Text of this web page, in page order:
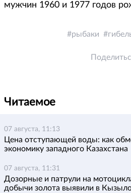
мужчин 1960 и 1977 годов
рыбаки
Читаемое
07 августа, 11:13
Цена отступающей воды: как
экономику западного Казахстана
07 августа, 11:31
Дозорные и патрули на
добычи золота выявили в